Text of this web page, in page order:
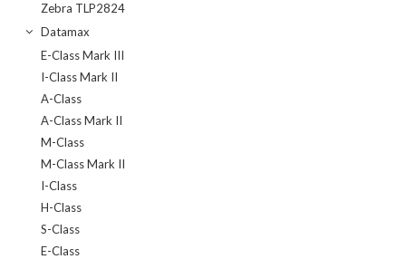
Zebra TLP2824
Datamax
E-Class Mark III
I-Class Mark II
A-Class
A-Class Mark II
M-Class
M-Class Mark II
I-Class
H-Class
S-Class
E-Class